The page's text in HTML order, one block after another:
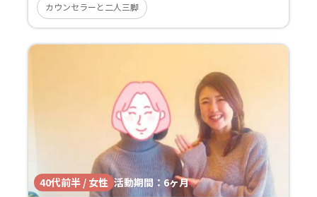
カウンセラーと二人三脚
40代前半 / 女性 活動期間：6ヶ月